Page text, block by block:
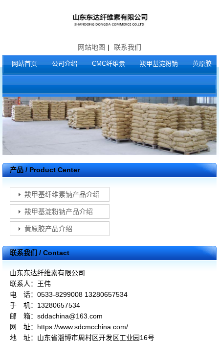
网站地图 | 联系我们
网站首页 公司介绍 CMC纤维素 羧甲基淀粉钠 黄原胶
产品 / Product Center
羧甲基纤维素钠产品介绍
羧甲基淀粉钠产品介绍
黄原胶产品介绍
联系我们 / Contact
山东东达纤维素有限公司
联系人：王伟
电 话：0533-8299008 13280657534
手 机：13280657534
邮 箱：sddachina@163.com
网 址：https://www.sdcmcchina.com/
地 址：山东省淄博市周村区开发区工业园16号